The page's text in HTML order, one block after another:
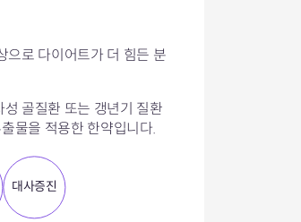
으로 다이어트가 더 힘든 분
골질환 또는 갱년기 질환
물을 적용한 한약입니다.
대사증진